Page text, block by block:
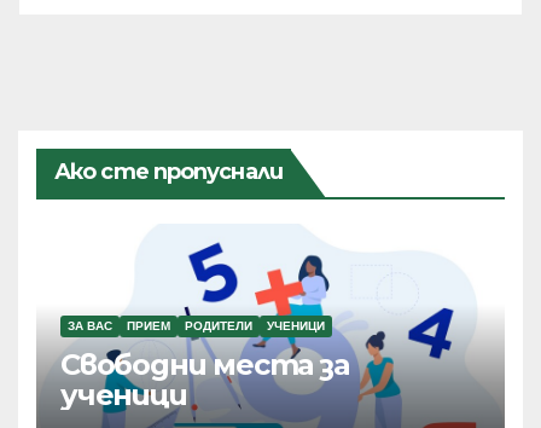
Ако сте пропуснали
ЗА ВАС ПРИЕМ РОДИТЕЛИ УЧЕНИЦИ
Свободни места за
ученици